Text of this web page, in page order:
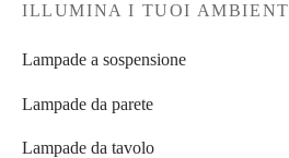
ILLUMINA I TUOI
Lampade a sospensione
Lampade da parete
Lampade da tavolo